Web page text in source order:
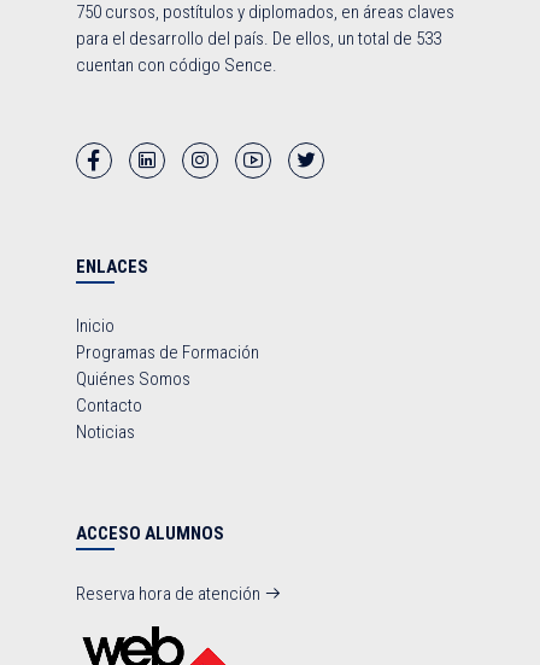
750 cursos, postítulos y diplomados, en áreas claves
para el desarrollo del país. De ellos, un total de 533
cuentan con código Sence.
ENLACES
Inicio
Programas de Formación
Quiénes Somos
Contacto
Noticias
ACCESO ALUMNOS
Reserva hora de atención